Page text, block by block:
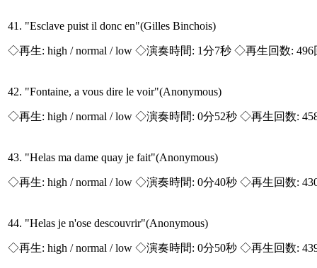
41. "Esclave puist il donc en"(Gilles Binchois)
◇再生: high / normal / low ◇演奏時間: 1分7秒 ◇再生回数:
42. "Fontaine, a vous dire le voir"(Anonymous)
◇再生: high / normal / low ◇演奏時間: 0分52秒 ◇再生回数:
43. "Helas ma dame quay je fait"(Anonymous)
◇再生: high / normal / low ◇演奏時間: 0分40秒 ◇再生回数:
44. "Helas je n'ose descouvrir"(Anonymous)
◇再生: high / normal / low ◇演奏時間: 0分50秒 ◇再生回数: